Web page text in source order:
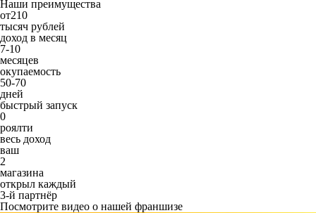
Наши преимущества
от210
тысяч рублей
доход в месяц
7-10
месяцев
окупаемость
50-70
дней
быстрый запуск
0
роялти
весь доход
ваш
2
магазина
открыл каждый
3-й партнёр
Посмотрите видео о нашей франшизе